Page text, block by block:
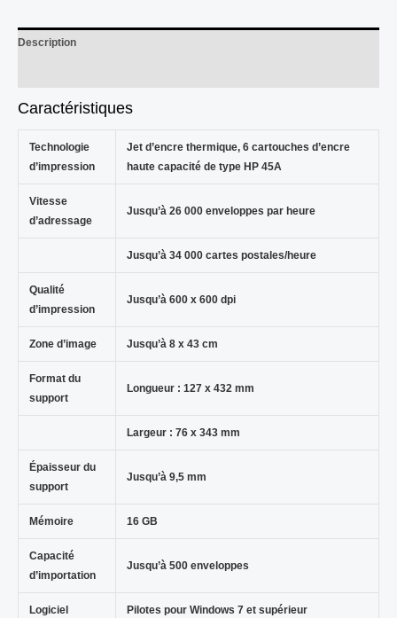
Description
Caractéristiques
Technologie
d’impression
Jet d’encre thermique, 6 cartouches d’encre
haute capacité de type HP 45A
Vitesse
d’adressage
Jusqu’à 26 000 enveloppes par heure
Jusqu’à 34 000 cartes postales/heure
Qualité
d’impression
Jusqu’à 600 x 600 dpi
Zone d’image Jusqu’à 8 x 43 cm
Format du
support
Longueur : 127 x 432 mm
Largeur : 76 x 343 mm
Épaisseur du
support
Jusqu’à 9,5 mm
Mémoire 16 GB
Capacité
d’importation
Jusqu’à 500 enveloppes
Logiciel Pilotes pour Windows 7 et supérieur